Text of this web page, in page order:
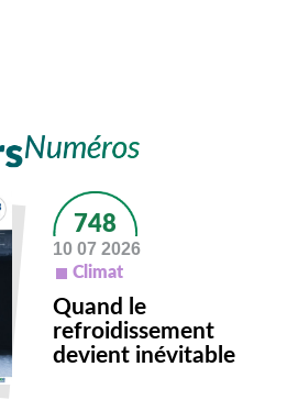
748
10 07 2026
Climat
Quand le
refroidissement
devient inévitable